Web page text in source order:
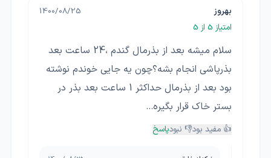
بهروز
1400/08/25
امتیاز 5 از 5
سلام میشه بعد از بذرمال گندم ،24 ساعت بعد
بذرپاشی انجام بشه؟چون یه جایی خوندم نوشته
بود بعد از بذرمال حداکثر 1 ساعت بعد بذر در
بستر خاک قرار بگیره...
👍 مفید بود👎 نبودپاسخ